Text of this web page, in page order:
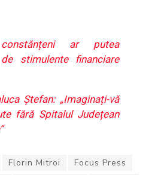
ar putea
stimulente financiare
Ștefan: „Imaginați-vă
fără Spitalul Județean
Florin Mitroi
Focus Press